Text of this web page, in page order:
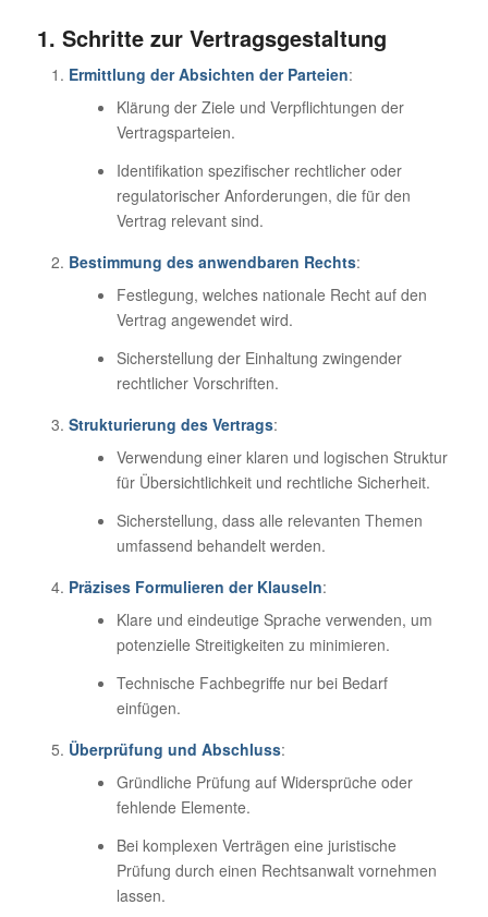
1. Schritte zur Vertragsgestaltung
Ermittlung der Absichten der Parteien:
Klärung der Ziele und Verpflichtungen der
Vertragsparteien.
Identifikation spezifischer rechtlicher oder
regulatorischer Anforderungen, die für den
Vertrag relevant sind.
Bestimmung des anwendbaren Rechts:
Festlegung, welches nationale Recht auf den
Vertrag angewendet wird.
Sicherstellung der Einhaltung zwingender
rechtlicher Vorschriften.
Strukturierung des Vertrags:
Verwendung einer klaren und logischen Struktur
für Übersichtlichkeit und rechtliche Sicherheit.
Sicherstellung, dass alle relevanten Themen
umfassend behandelt werden.
Präzises Formulieren der Klauseln:
Klare und eindeutige Sprache verwenden, um
potenzielle Streitigkeiten zu minimieren.
Technische Fachbegriffe nur bei Bedarf
einfügen.
Überprüfung und Abschluss:
Gründliche Prüfung auf Widersprüche oder
fehlende Elemente.
Bei komplexen Verträgen eine juristische
Prüfung durch einen Rechtsanwalt vornehmen
lassen.